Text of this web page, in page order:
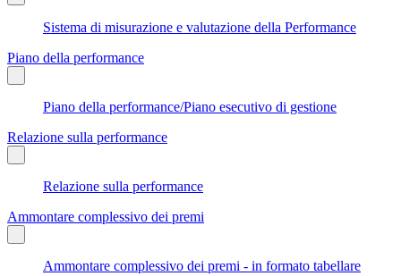
Sistema di misurazione e valutazione della Performance
Piano della performance
Piano della performance/Piano esecutivo di gestione
Relazione sulla performance
Relazione sulla performance
Ammontare complessivo dei premi
Ammontare complessivo dei premi - in formato tabellare